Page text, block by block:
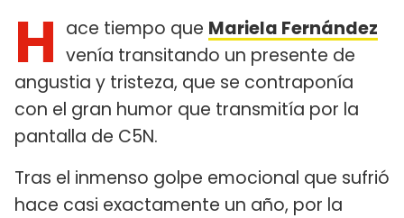
H ace tiempo que Mariela Fernández
venía transitando un presente de
angustia y tristeza, que se contraponía
con el gran humor que transmitía por la
pantalla de C5N.
Tras el inmenso golpe emocional que sufrió
hace casi exactamente un año, por la